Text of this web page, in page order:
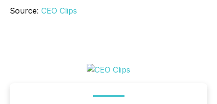
Source: CEO Clips